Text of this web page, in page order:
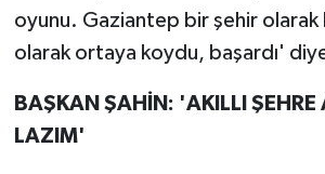
oyunu. Gaziantep bir şehir olarak
olarak ortaya koydu, başardı'
BAŞKAN ŞAHİN: 'AKILLI ŞEHRE
LAZIM'